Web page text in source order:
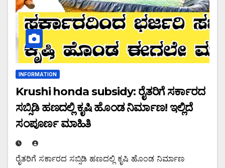
INFORMATION
Krushi honda subsidy: ರೈತರಿಗೆ ಸರ್ಕಾರದ
ಸಬ್ಸಿಡಿ ಹಣದಲ್ಲಿ ಕೃಷಿ ಹೊಂಡ ನಿರ್ಮಾಣ! ಇಲ್ಲಿದೆ
ಸಂಪೂರ್ಣ ಮಾಹಿತಿ
ರೈತರಿಗೆ ಸರ್ಕಾರದ ಸಬ್ಸಿಡಿ ಹಣದಲ್ಲಿ ಕೃಷಿ ಹೊಂಡ ನಿರ್ಮಾಣ